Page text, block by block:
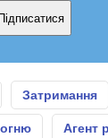
Затримання
Агент